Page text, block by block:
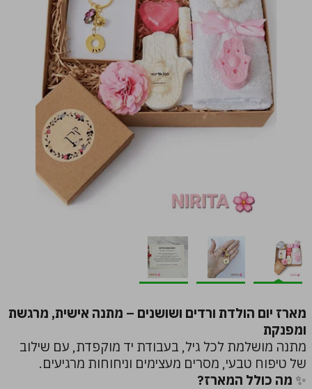
מארז יום הולדת ורדים ושושנים – מתנה אישית, מרגשת
ומפנקת
מתנה מושלמת לכל גיל, בעבודת יד מוקפדת, עם שילוב
של טיפוח טבעי, מסרים מעצימים וניחוחות מרגיעים.
✨ מה כולל המארז?